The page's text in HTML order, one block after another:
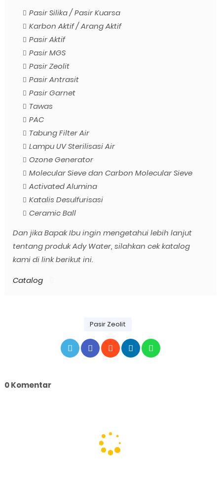
Pasir Silika / Pasir Kuarsa
Karbon Aktif / Arang Aktif
Pasir Aktif
Pasir MGS
Pasir Zeolit
Pasir Antrasit
Pasir Garnet
Tawas
PAC
Tabung Filter Air
Lampu UV Sterilisasi Air
Ozone Generator
Molecular Sieve dan Carbon Molecular Sieve
Activated Alumina
Katalis Desulfurisasi
Ceramic Ball
Dan jika Bapak Ibu ingin mengetahui lebih lanjut
tentang produk Ady Water, silahkan cek katalog
kami di link berikut ini.
Catalog
Pasir Zeolit
0 Komentar